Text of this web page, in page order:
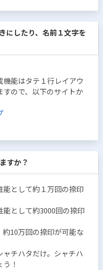
にしたり、名前１文字を
能はタテ１行レイアウ
すので、以下のサイトか
すか？
として約１万回の捺印
として約3000回の捺印
10万回の捺印が可能な
チハタだけ。シャチハ
！